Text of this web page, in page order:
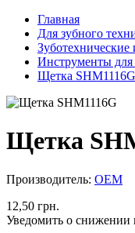
Главная
Для зубного
Инструменты
Щетка SHM1116G
Щетка
Производитель: ОЕМ
12,50 грн.
Уведомить о снижении